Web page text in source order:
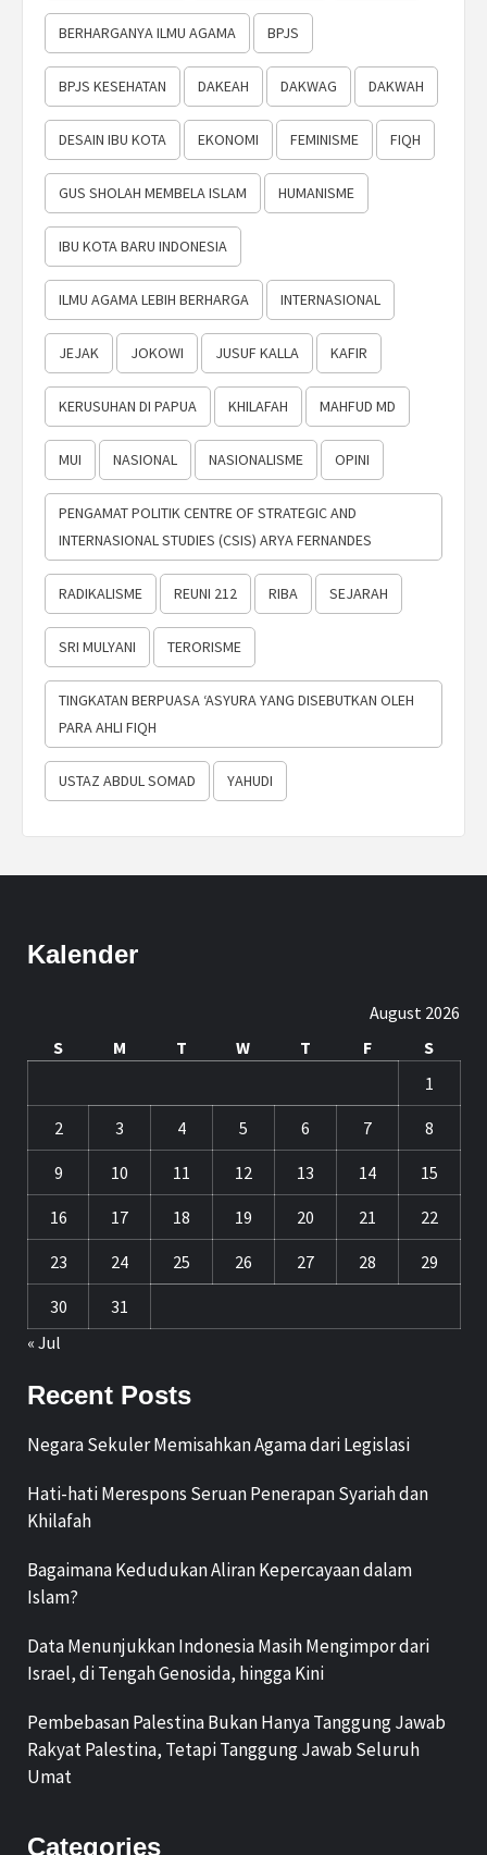
BERHARGANYA ILMU AGAMA BPJS
BPJS KESEHATAN DAKEAH DAKWAG DAKWAH
DESAIN IBU KOTA EKONOMI FEMINISME FIQH
GUS SHOLAH MEMBELA ISLAM HUMANISME
IBU KOTA BARU INDONESIA
ILMU AGAMA LEBIH BERHARGA INTERNASIONAL
JEJAK JOKOWI JUSUF KALLA KAFIR
KERUSUHAN DI PAPUA KHILAFAH MAHFUD MD
MUI NASIONAL NASIONALISME OPINI
PENGAMAT POLITIK CENTRE OF STRATEGIC AND
INTERNASIONAL STUDIES (CSIS) ARYA FERNANDES
RADIKALISME REUNI 212 RIBA SEJARAH
SRI MULYANI TERORISME
TINGKATAN BERPUASA ‘ASYURA YANG DISEBUTKAN OLEH
PARA AHLI FIQH
USTAZ ABDUL SOMAD YAHUDI
Kalender
August 2026
S
M T W T F
S
1
2 3 4 5 6 7 8
9 10 11 12 13 14 15
16 17 18 19 20 21 22
23 24 25 26 27 28 29
30
31
« Jul
Recent Posts
Negara Sekuler Memisahkan Agama dari Legislasi
Hati-hati Merespons Seruan Penerapan Syariah dan
Khilafah
Bagaimana Kedudukan Aliran Kepercayaan dalam
Islam?
Data Menunjukkan Indonesia Masih Mengimpor dari
Israel, di Tengah Genosida, hingga Kini
Pembebasan Palestina Bukan Hanya Tanggung Jawab
Rakyat Palestina, Tetapi Tanggung Jawab Seluruh
Umat
Categories